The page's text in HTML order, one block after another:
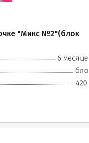
"Микс №2"(блок
6
420